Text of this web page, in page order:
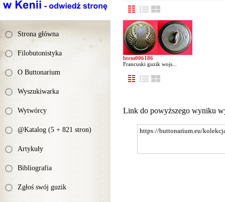
Strona główna
Filobutonistyka
O Buttonarium
Wyszukiwarka
Wytwórcy
@Katalog (5 + 821 stron)
Artykuły
Bibliografia
Zgłoś swój guzik
btrm006186
Francuski guzik wojs...
Link do powyższego wyniku